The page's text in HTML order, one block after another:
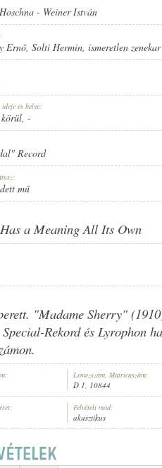
ISMERETLEN ZENEKAR
- Weiner István
Ernő, Solti Hermin, ismeretlen zenekar
ideje és helye:
, -
Record
mű
a Meaning All Its Own
"Madame Sherry"
Rekord és Lyrophon
Lemezszám, Matricaszám:
D 1, 10844
Felvételi mód:
akusztikus